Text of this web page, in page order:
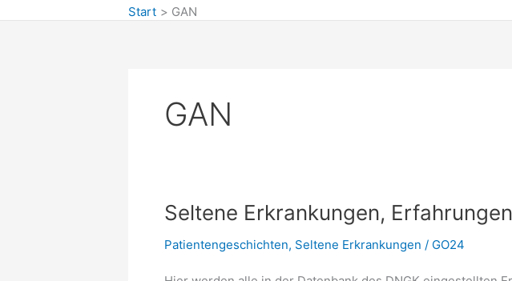
Start GAN
GAN
Seltene Erkrankungen, Erfahrungen
Patientengeschichten, Seltene Erkrankungen / GO24